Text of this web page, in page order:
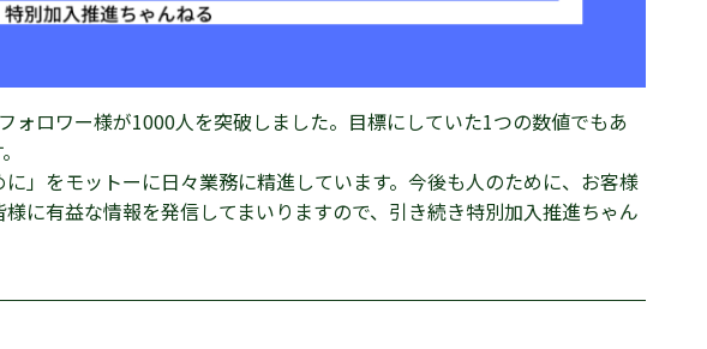
ォロワー様が1000人を突破しました。目標にしていた1つの数値でもあ
」をモットーに日々業務に精進しています。今後も人のために、お客様
に有益な情報を発信してまいりますので、引き続き特別加入推進ちゃん